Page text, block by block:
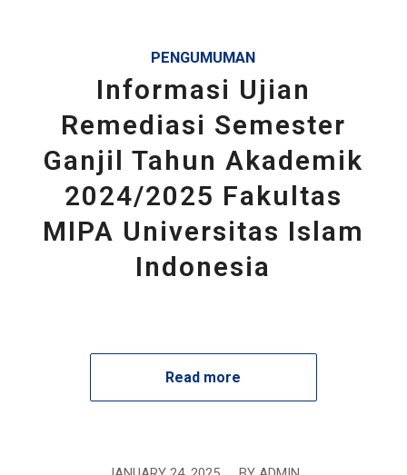
PENGUMUMAN
Informasi Ujian
Remediasi Semester
Ganjil Tahun Akademik
2024/2025 Fakultas
MIPA Universitas Islam
Indonesia
Read more